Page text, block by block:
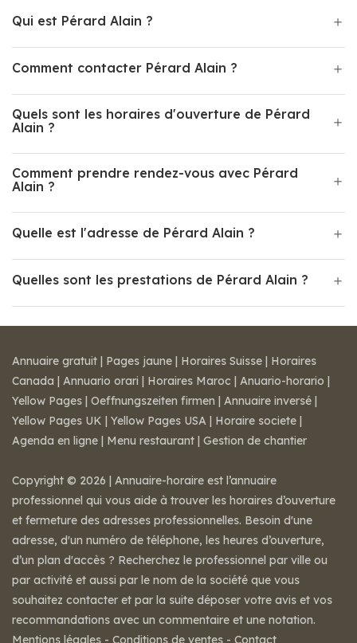
Qui est Pérard Alain ?
Comment contacter Pérard Alain ?
Quels sont les horaires d'ouverture de Pérard
Alain ?
Comment prendre rendez-vous avec Pérard
Alain ?
Quelle est l'adresse de Pérard Alain ?
Quelles sont les prestations de Pérard Alain ?
Annuaire gratuit | Pages jaune | Horaires Suisse | Horaires
Canada | Annuario orari | Horaires Maroc | Anuario-horario |
Yellow Pages | Oeffnungszeiten firmen | Annuaire inversé |
Yellow Pages UK | Yellow Pages USA | Horaire societe |
Agenda en ligne | Menu restaurant | Gestion de chantier
Copyright © 2026 | Annuaire-horaire est l’annuaire
professionnel qui vous aide à trouver les horaires d’ouverture
et fermeture des adresses professionnelles. Besoin d'une
adresse, d'un numéro de téléphone, les heures d’ouverture,
d’un plan d'accès ? Recherchez le professionnel par ville ou
par activité et aussi par le nom de la société que vous
souhaitez contacter et par la suite déposer votre avis et vos
recommandations avec un commentaire et une notation.
Mentions légales - Conditions de ventes - Contact